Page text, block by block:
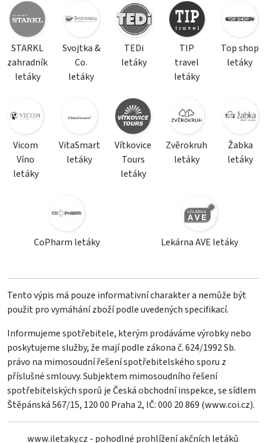
STARKL
zahradník
letáky
Svojtka &
Co.
letáky
TEDi
letáky
TIP
travel
letáky
Top shop
letáky
Vicom
Víno
letáky
VitaSmart
letáky
Vítkovice
Tours
letáky
Zvěrokruh
letáky
Žabka
letáky
CoPharm letáky Lekárna AVE letáky
Tento výpis má pouze informativní charakter a nemůže být
použit pro vymáhání zboží podle uvedených specifikací.
Informujeme spotřebitele, kterým prodáváme výrobky nebo
poskytujeme služby, že mají podle zákona č. 624/1992 Sb.
právo na mimosoudní řešení spotřebitelského sporu z
příslušné smlouvy. Subjektem mimosoudního řešení
spotřebitelských sporů je Česká obchodní inspekce, se sídlem
Štěpánská 567/15, 120 00 Praha 2, IČ: 000 20 869 (www.coi.cz).
www.iletaky.cz - pohodlné prohlížení akčních letáků